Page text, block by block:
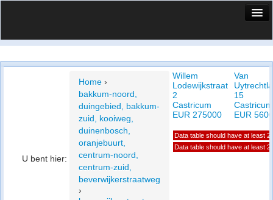
Vergelijk prijsposities - wijk
U bent hier:
Home ›
bakkum-noord,
duingebied, bakkum-
zuid, kooiweg,
duinenbosch,
oranjebuurt,
centrum-noord,
centrum-zuid,
beverwijkerstraatweg
›
Willem
Lodewijkstraat
2
Castricum
EUR 275000
Van
15
Castricum
EUR
Data table should have at least 2
Data table should have at least 2